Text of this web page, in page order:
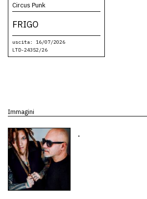
Circus Punk
FRIGO
uscita: 16/07/2026
LTD-243S2/26
Immagini